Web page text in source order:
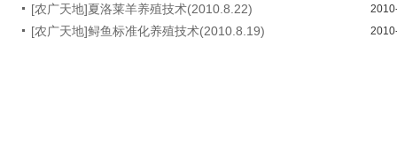
[农广天地]夏洛莱羊养殖技术(2010.8.22)
[农广天地]鲟鱼标准化养殖技术(2010.8.19)